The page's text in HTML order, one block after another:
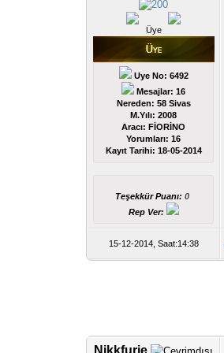
Üye
Uye No: 6492
Mesajlar: 16
Nereden: 58 Sivas
M.Yılı: 2008
Aracı: FİORİNO
Yorumları:16
Kayıt Tarihi: 18-05-2014
Teşekkür Puanı:0
Rep Ver:
15-12-2014, Saat:14:38
Nikkfurie